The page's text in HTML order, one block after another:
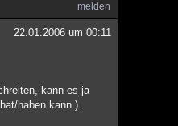
melden
22.01.2006 um 00:11
kann es ja
haben kann ).